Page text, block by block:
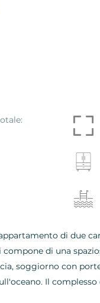
di due
compone di una
soggiorno con
Il
Traspaso -
Americas -